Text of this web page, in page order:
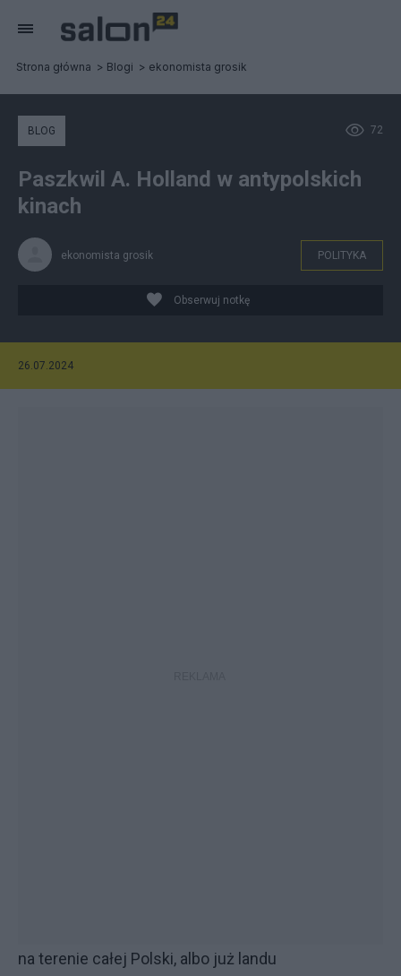
Strona główna Blogi ekonomista grosik
72
BLOG
Paszkwil A. Holland w antypolskich
kinach
ekonomista grosik POLITYKA
Obserwuj notkę
26.07.2024
na terenie całej Polski, albo już landu